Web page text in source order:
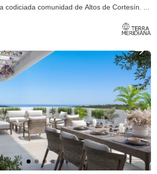
codiciada comunidad de Altos de Cortesín. ...